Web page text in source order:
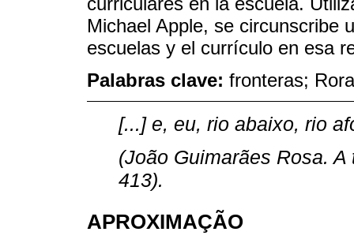
Michael Apple, se circunscribe
escuelas y el currículo en esa
Palabras clave: fronteras;
[...] e, eu, rio abaixo, rio
(João Guimarães Rosa.
413).
APROXIMAÇÃO